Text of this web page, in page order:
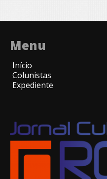
Menu
Início
Colunistas
Expediente